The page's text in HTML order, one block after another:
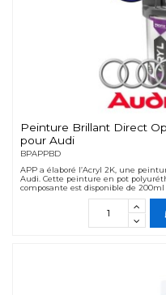
Peinture Brillant Direct
pour Audi
BPAPPBD
APP a élaboré l’Acryl 2K, une
Audi. Cette peinture en pot
composante est disponible de